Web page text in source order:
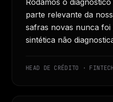
Rodamos o
parte relevante da
safras novas nunca
sintética não
HEAD DE CRÉDITO ·